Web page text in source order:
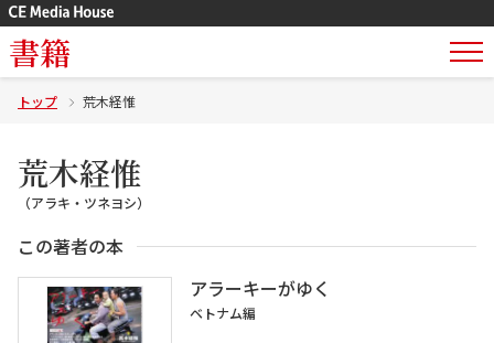
書籍
トップ 荒木経惟
荒木経惟
（アラキ・ツネヨシ）
この著者の本
アラーキーがゆく
ベトナム編